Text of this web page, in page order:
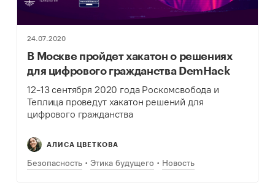
24.07.2020
В Москве пройдет хакатон о решениях
для цифрового гражданства DemHack
12-13 сентября 2020 года Роскомсвобода и
Теплица проведут хакатон решений для
цифрового гражданства
АЛИСА ЦВЕТКОВА
Безопасность Этика будущего Новость